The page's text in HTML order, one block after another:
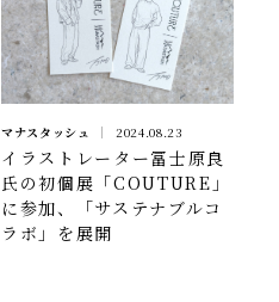
マナスタッシュ 2024.08.23
イラストレーター冨士原良
氏の初個展「COUTURE」
に参加、「サステナブルコ
ラボ」を展開